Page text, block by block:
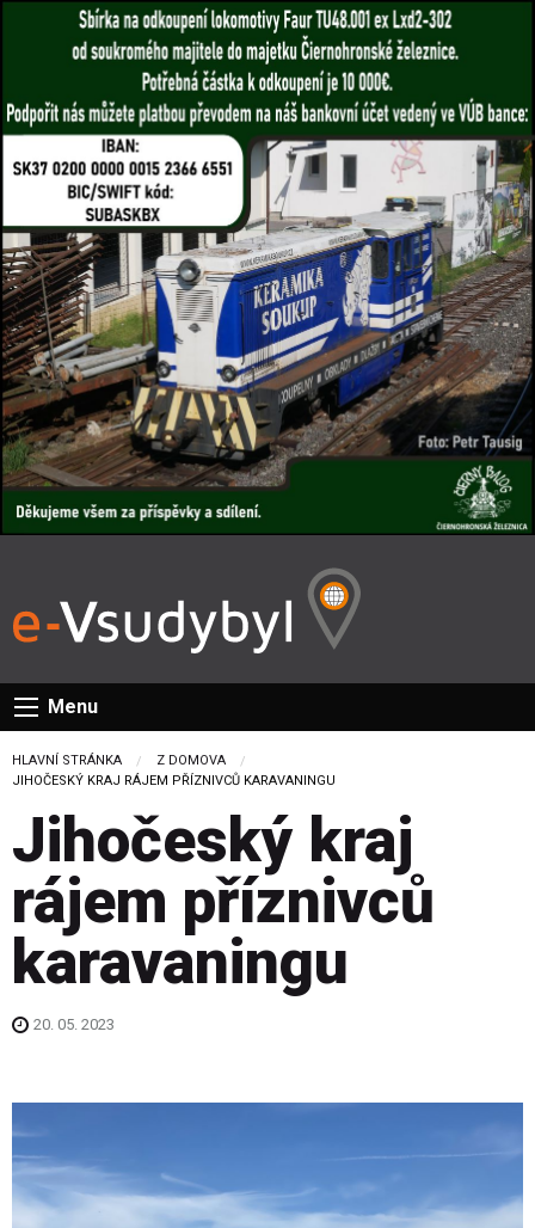
Menu
HLAVNÍ STRÁNKA
Z DOMOVA
CURRENT:
JIHOČESKÝ KRAJ RÁJEM PŘÍZNIVCŮ KARAVANINGU
Jihočeský kraj
rájem příznivců
karavaningu
20. 05. 2023